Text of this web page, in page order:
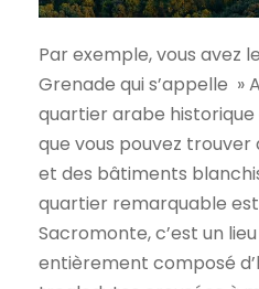
Par exemple, vous avez
Grenade qui s’appelle »
quartier arabe historique
que vous pouvez
et des bâtiments
quartier remarquable
Sacromonte, c’est un
entièrement composé